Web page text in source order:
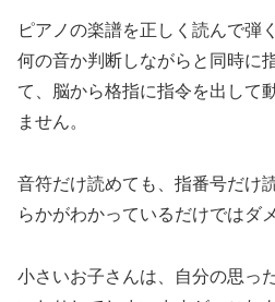
ピアノの楽譜を正しく読んで弾
何の音か判断しながらと同時に
て、脳から格指に指令を出して
ません。
音符だけ読めても、指番号だけ
らかがわかっているだけではダ
小さいお子さんは、自分の思っ